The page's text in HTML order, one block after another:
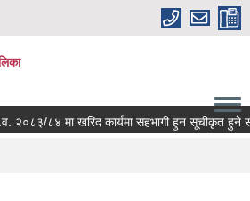
२०८३/८४ मा खरिद कार्यमा सहभागी हुन सूचीकृत हुने